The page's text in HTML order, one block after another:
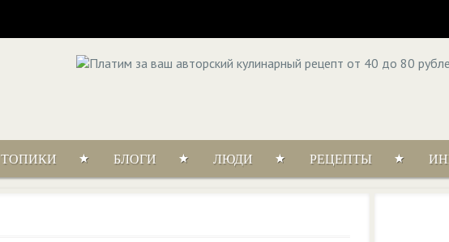
ТОПИКИ БЛОГИ ЛЮДИ РЕЦЕПТЫ